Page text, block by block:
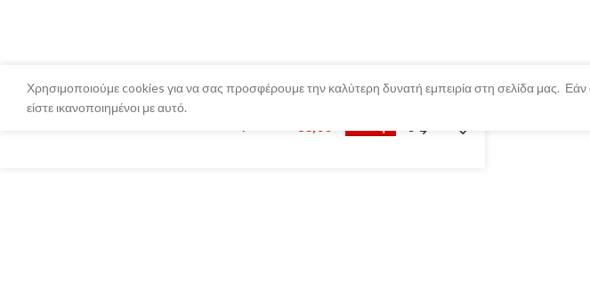
Χρησιμοποιούμε cookies για να σας προσφέρουμε την καλύτερη δυνατή εμπειρία στη σελίδα μας.
είστε ικανοποιημένοι με αυτό.